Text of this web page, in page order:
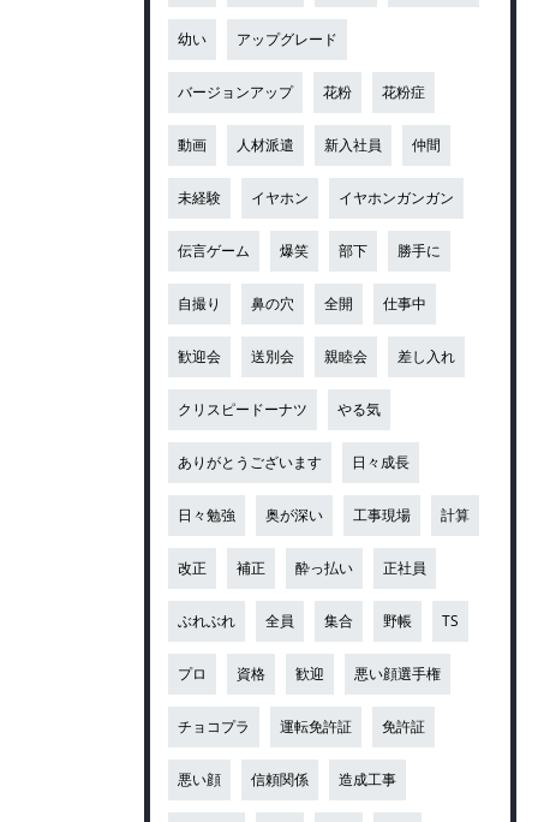
幼い アップグレード
バージョンアップ 花粉 花粉症
動画 人材派遣 新入社員 仲間
未経験 イヤホン イヤホンガンガン
伝言ゲーム 爆笑 部下 勝手に
自撮り 鼻の穴 全開 仕事中
歓迎会 送別会 親睦会 差し入れ
クリスピードーナツ やる気
ありがとうございます 日々成長
日々勉強 奥が深い 工事現場 計算
改正 補正 酔っ払い 正社員
ぶれぶれ 全員 集合 野帳 TS
プロ 資格 歓迎 悪い顔選手権
チョコプラ 運転免許証 免許証
悪い顔 信頼関係 造成工事